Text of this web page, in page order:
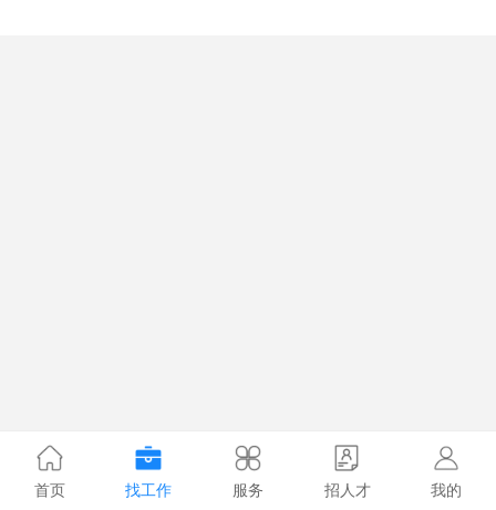
首页 找工作 服务 招人才 我的